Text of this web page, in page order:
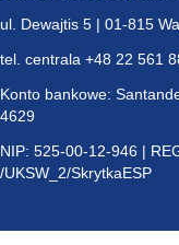
ul. Dewajtis 5 | 01-815
tel. centrala +48 22 561
Konto bankowe:
4629
NIP: 525-00-12-946 |
/UKSW_2/SkrytkaESP